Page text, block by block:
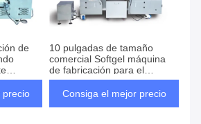
de
precio
10 pulgadas de tamaño
comercial Softgel máquina
de fabricación para el
cuidado de la piel cosmética
Consiga el mejor precio